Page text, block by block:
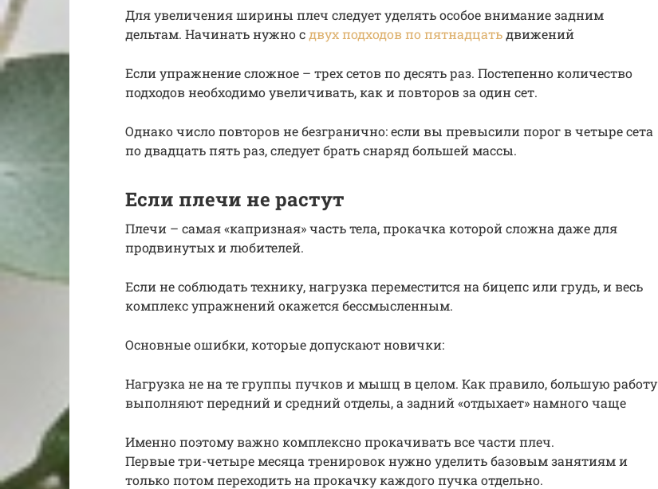
Для увеличения ширины плеч следует уделять особое внимание задним
дельтам. Начинать нужно с двух подходов по пятнадцать движений
Если упражнение сложное – трех сетов по десять раз. Постепенно количество
подходов необходимо увеличивать, как и повторов за один сет.
Однако число повторов не безгранично: если вы превысили порог в четыре сета
по двадцать пять раз, следует брать снаряд большей массы.
Если плечи не растут
Плечи – самая «капризная» часть тела, прокачка которой сложна даже для
продвинутых и любителей.
Если не соблюдать технику, нагрузка переместится на бицепс или грудь, и весь
комплекс упражнений окажется бессмысленным.
Основные ошибки, которые допускают новички:
Нагрузка не на те группы пучков и мышц в целом. Как правило, большую работу
выполняют передний и средний отделы, а задний «отдыхает» намного чаще
Именно поэтому важно комплексно прокачивать все части плеч.
Первые три-четыре месяца тренировок нужно уделить базовым занятиям и
только потом переходить на прокачку каждого пучка отдельно.